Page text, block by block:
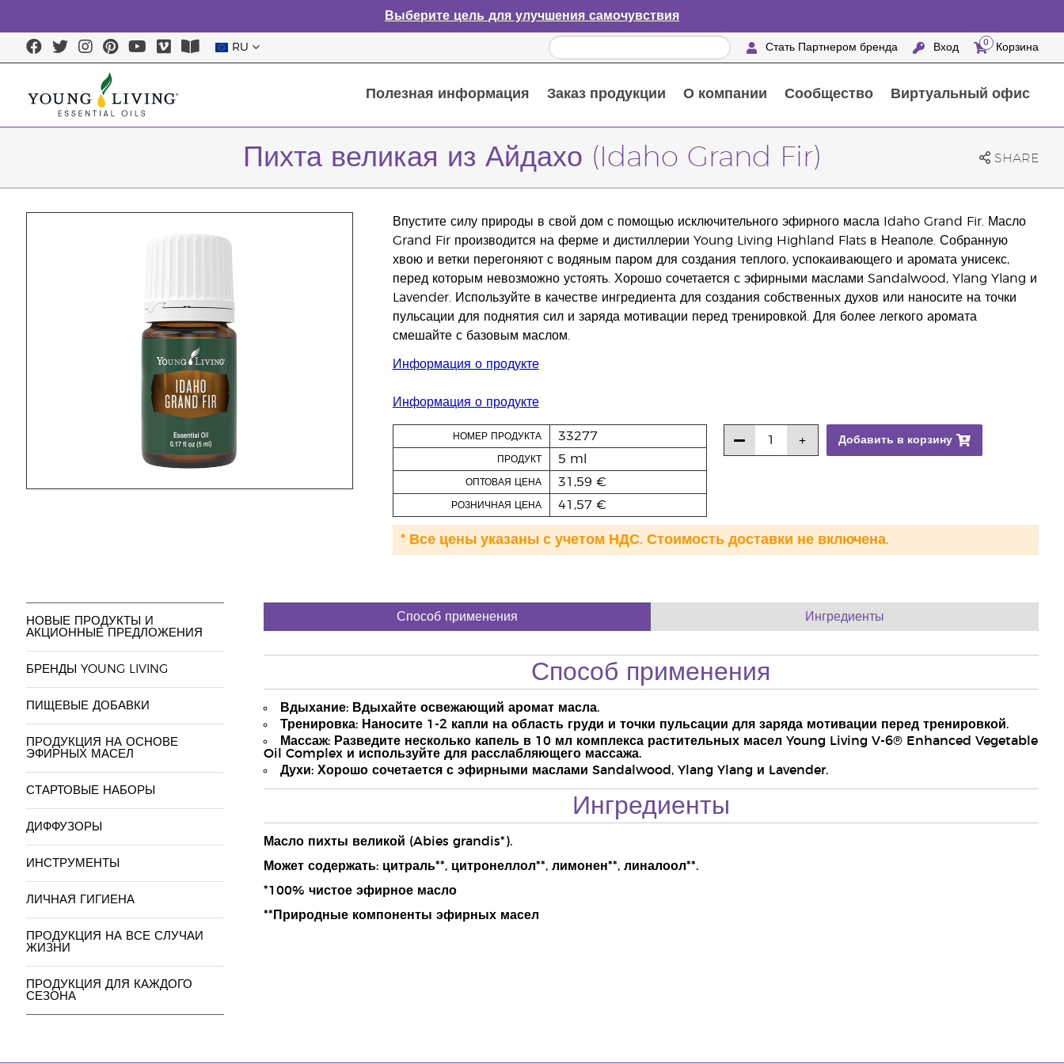
Выберите цель для улучшения самочувствия
RU Стать Партнером бренда Вход 0 Корзина
Полезная информация Заказ продукции О компании Сообщество Виртуальный офис
Пихта великая из Айдахо (Idaho Grand Fir) SHARE
Впустите силу природы в свой дом с помощью исключительного эфирного масла Idaho Grand Fir. Масло
Grand Fir производится на ферме и дистиллерии Young Living Highland Flats в Неаполе. Собранную
хвою и ветки перегоняют с водяным паром для создания теплого, успокаивающего и аромата унисекс,
перед которым невозможно устоять. Хорошо сочетается с эфирными маслами Sandalwood, Ylang Ylang и
Lavender. Используйте в качестве ингредиента для создания собственных духов или наносите на точки
пульсации для поднятия сил и заряда мотивации перед тренировкой. Для более легкого аромата
смешайте с базовым маслом.
Информация о продукте
Информация о продукте
НОМЕР ПРОДУКТА 33277
ПРОДУКТ 5 ml
ОПТОВАЯ ЦЕНА 31,59 €
РОЗНИЧНАЯ ЦЕНА 41,57 €
Добавить в корзину
* Все цены указаны с учетом НДС. Стоимость доставки не включена.
НОВЫЕ ПРОДУКТЫ И
АКЦИОННЫЕ ПРЕДЛОЖЕНИЯ
БРЕНДЫ YOUNG LIVING
ПИЩЕВЫЕ ДОБАВКИ
ПРОДУКЦИЯ НА ОСНОВЕ
ЭФИРНЫХ МАСЕЛ
СТАРТОВЫЕ НАБОРЫ
ДИФФУЗОРЫ
ИНСТРУМЕНТЫ
ЛИЧНАЯ ГИГИЕНА
ПРОДУКЦИЯ НА ВСЕ СЛУЧАИ
ЖИЗНИ
ПРОДУКЦИЯ ДЛЯ КАЖДОГО
СЕЗОНА
Способ применения Ингредиенты
Способ применения
Вдыхание: Вдыхайте освежающий аромат масла.
Тренировка: Наносите 1-2 капли на область груди и точки пульсации для заряда мотивации перед тренировкой.
Массаж: Разведите несколько капель в 10 мл комплекса растительных масел Young Living V-6® Enhanced Vegetable
Oil Complex и используйте для расслабляющего массажа.
Духи: Хорошо сочетается с эфирными маслами Sandalwood, Ylang Ylang и Lavender.
Ингредиенты
Масло пихты великой (Abies grandis*).
Может содержать: цитраль**, цитронеллол**, лимонен**, линалоол**.
*100% чистое эфирное масло
**Природные компоненты эфирных масел